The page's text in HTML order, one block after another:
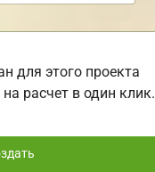
для этого проекта
расчет в один клик.